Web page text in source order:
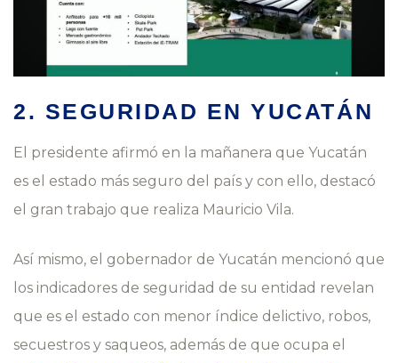
2. SEGURIDAD EN YUCATÁN
El presidente afirmó en la mañanera que Yucatán
es el estado más seguro del país y con ello, destacó
el gran trabajo que realiza Mauricio Vila.
Así mismo, el gobernador de Yucatán mencionó que
los indicadores de seguridad de su entidad revelan
que es el estado con menor índice delictivo, robos,
secuestros y saqueos, además de que ocupa el